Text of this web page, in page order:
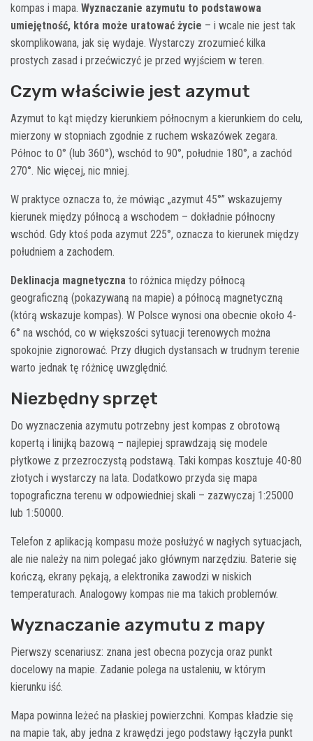
kompas i mapa. Wyznaczanie azymutu to podstawowa
umiejętność, która może uratować życie – i wcale nie jest tak
skomplikowana, jak się wydaje. Wystarczy zrozumieć kilka
prostych zasad i przećwiczyć je przed wyjściem w teren.
Czym właściwie jest azymut
Azymut to kąt między kierunkiem północnym a kierunkiem do celu,
mierzony w stopniach zgodnie z ruchem wskazówek zegara.
Północ to 0° (lub 360°), wschód to 90°, południe 180°, a zachód
270°. Nic więcej, nic mniej.
W praktyce oznacza to, że mówiąc „azymut 45°” wskazujemy
kierunek między północą a wschodem – dokładnie północny
wschód. Gdy ktoś poda azymut 225°, oznacza to kierunek między
południem a zachodem.
Deklinacja magnetyczna to różnica między północą
geograficzną (pokazywaną na mapie) a północą magnetyczną
(którą wskazuje kompas). W Polsce wynosi ona obecnie około 4-
6° na wschód, co w większości sytuacji terenowych można
spokojnie zignorować. Przy długich dystansach w trudnym terenie
warto jednak tę różnicę uwzględnić.
Niezbędny sprzęt
Do wyznaczenia azymutu potrzebny jest kompas z obrotową
kopertą i linijką bazową – najlepiej sprawdzają się modele
płytkowe z przezroczystą podstawą. Taki kompas kosztuje 40-80
złotych i wystarczy na lata. Dodatkowo przyda się mapa
topograficzna terenu w odpowiedniej skali – zazwyczaj 1:25000
lub 1:50000.
Telefon z aplikacją kompasu może posłużyć w nagłych sytuacjach,
ale nie należy na nim polegać jako głównym narzędziu. Baterie się
kończą, ekrany pękają, a elektronika zawodzi w niskich
temperaturach. Analogowy kompas nie ma takich problemów.
Wyznaczanie azymutu z mapy
Pierwszy scenariusz: znana jest obecna pozycja oraz punkt
docelowy na mapie. Zadanie polega na ustaleniu, w którym
kierunku iść.
Mapa powinna leżeć na płaskiej powierzchni. Kompas kładzie się
na mapie tak, aby jedna z krawędzi jego podstawy łączyła punkt